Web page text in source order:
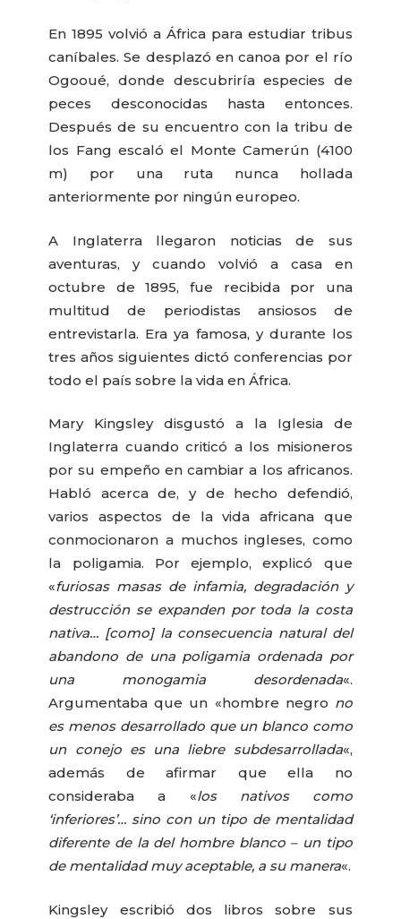
En 1895 volvió a África para estudiar tribus
caníbales. Se desplazó en canoa por el río
Ogooué, donde descubriría especies de
peces desconocidas hasta entonces.
Después de su encuentro con la tribu de
los Fang escaló el Monte Camerún (4100
m) por una ruta nunca hollada
anteriormente por ningún europeo.
A Inglaterra llegaron noticias de sus
aventuras, y cuando volvió a casa en
octubre de 1895, fue recibida por una
multitud de periodistas ansiosos de
entrevistarla. Era ya famosa, y durante los
tres años siguientes dictó conferencias por
todo el país sobre la vida en África.
Mary Kingsley disgustó a la Iglesia de
Inglaterra cuando criticó a los misioneros
por su empeño en cambiar a los africanos.
Habló acerca de, y de hecho defendió,
varios aspectos de la vida africana que
conmocionaron a muchos ingleses, como
la poligamia. Por ejemplo, explicó que
«furiosas masas de infamia, degradación y
destrucción se expanden por toda la costa
nativa… [como] la consecuencia natural del
abandono de una poligamia ordenada por
una monogamia desordenada«.
Argumentaba que un «hombre negro no
es menos desarrollado que un blanco como
un conejo es una liebre subdesarrollada«,
además de afirmar que ella no
consideraba a «los nativos como
‘inferiores’… sino con un tipo de mentalidad
diferente de la del hombre blanco – un tipo
de mentalidad muy aceptable, a su manera«.
Kingsley escribió dos libros sobre sus